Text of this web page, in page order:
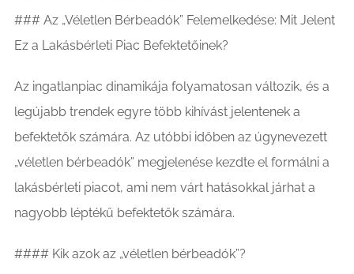
### Az „Véletlen Bérbeadók” Felemelkedése: Mit Jelent
Ez a Lakásbérleti Piac Befektetőinek?
Az ingatlanpiac dinamikája folyamatosan változik, és a
legújabb trendek egyre több kihívást jelentenek a
befektetők számára. Az utóbbi időben az úgynevezett
„véletlen bérbeadók” megjelenése kezdte el formálni a
lakásbérleti piacot, ami nem várt hatásokkal járhat a
nagyobb léptékű befektetők számára.
#### Kik azok az „véletlen bérbeadók”?